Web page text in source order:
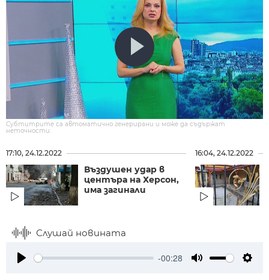
Субтитрите са автоматично генерирани и може да съдържат
неточности.
17:10, 24.12.2022
Въздушен удар в
центъра на Херсон,
има загинали
16:04, 24.12.2022
Слушай новината
-00:28